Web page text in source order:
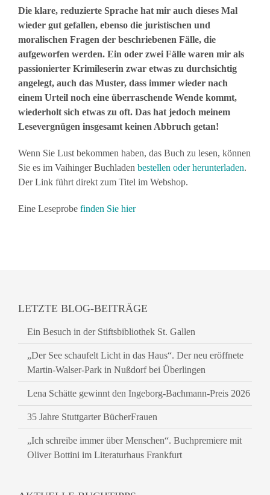
Die klare, reduzierte Sprache hat mir auch dieses Mal
wieder gut gefallen, ebenso die juristischen und
moralischen Fragen der beschriebenen Fälle, die
aufgeworfen werden. Ein oder zwei Fälle waren mir als
passionierter Krimileserin zwar etwas zu durchsichtig
angelegt, auch das Muster, dass immer wieder nach
einem Urteil noch eine überraschende Wende kommt,
wiederholt sich etwas zu oft. Das hat jedoch meinem
Lesevergnügen insgesamt keinen Abbruch getan!
Wenn Sie Lust bekommen haben, das Buch zu lesen, können
Sie es im Vaihinger Buchladen bestellen oder herunterladen.
Der Link führt direkt zum Titel im Webshop.
Eine Leseprobe finden Sie hier
LETZTE BLOG-BEITRÄGE
Ein Besuch in der Stiftsbibliothek St. Gallen
„Der See schaufelt Licht in das Haus“. Der neu eröffnete
Martin-Walser-Park in Nußdorf bei Überlingen
Lena Schätte gewinnt den Ingeborg-Bachmann-Preis 2026
35 Jahre Stuttgarter BücherFrauen
„Ich schreibe immer über Menschen“. Buchpremiere mit
Oliver Bottini im Literaturhaus Frankfurt